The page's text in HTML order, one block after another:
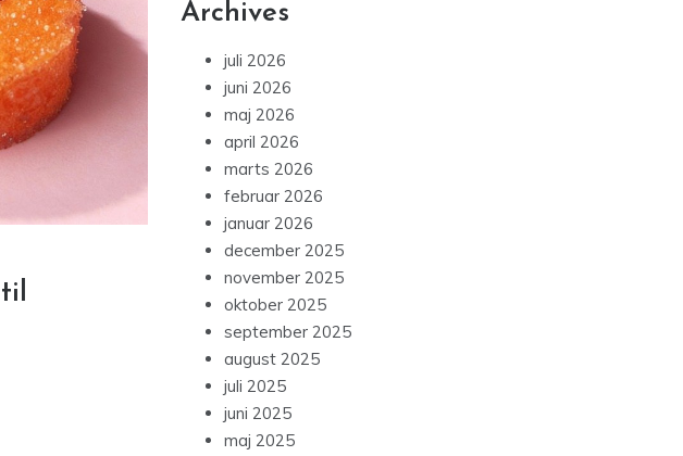
Archives
juli 2026
juni 2026
maj 2026
april 2026
marts 2026
februar 2026
januar 2026
december 2025
november 2025
oktober 2025
september 2025
august 2025
juli 2025
juni 2025
maj 2025